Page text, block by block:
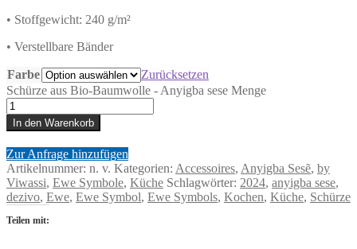
• Stoffgewicht: 240 g/m²
• Verstellbare Bänder
Farbe
Zurücksetzen
Schürze aus Bio-Baumwolle - Anyigba sese Menge
In den Warenkorb
Zur Anfrage hinzufügen
Artikelnummer: n. v. Kategorien: Accessoires, Anyigba Sesẽ, by
Viwassi, Ewe Symbole, Küche Schlagwörter: 2024, anyigba sese,
dezivo, Ewe, Ewe Symbol, Ewe Symbols, Kochen, Küche, Schürze
Teilen mit: